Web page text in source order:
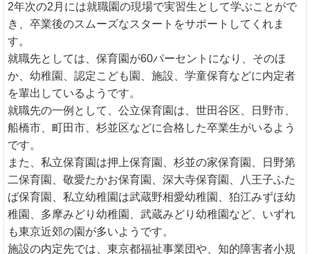
2年次の2月には就職園の現場で実習生として学ぶことがで
き、卒業後のスムーズなスタートをサポートしてくれま
す。
就職先としては、保育園が60パーセントになり、そのほ
か、幼稚園、認定こども園、施設、学童保育などに内定者
を輩出しているようです。
就職先の一例として、公立保育園は、世田谷区、日野市、
船橋市、町田市、杉並区などに合格した卒業生がいるよう
です。
また、私立保育園は押上保育園、杉並の家保育園、日野第
二保育園、敬愛たかお保育園、深大寺保育園、八王子ふた
ば保育園、私立幼稚園は武蔵野相愛幼稚園、狛江みずほ幼
稚園、多摩みどり幼稚園、武蔵みどり幼稚園など、いずれ
も東京近郊の園が多いようです。
施設の内定先では、東京都福祉事業団や、知的障害者小規